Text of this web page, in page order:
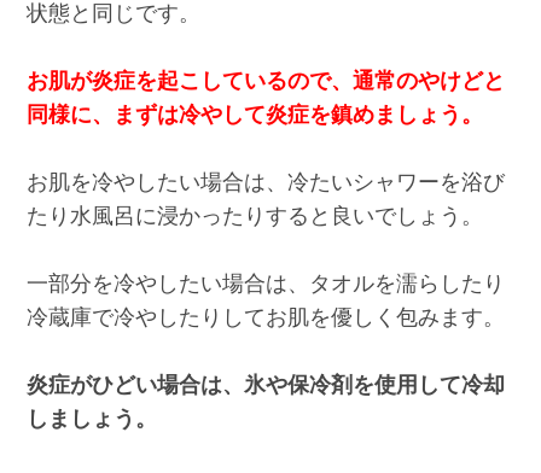
状態と同じです。
お肌が炎症を起こしているので、通常のやけどと
同様に、まずは冷やして炎症を鎮めましょう。
お肌を冷やしたい場合は、冷たいシャワーを浴び
たり水風呂に浸かったりすると良いでしょう。
一部分を冷やしたい場合は、タオルを濡らしたり
冷蔵庫で冷やしたりしてお肌を優しく包みます。
炎症がひどい場合は、氷や保冷剤を使用して冷却
しましょう。